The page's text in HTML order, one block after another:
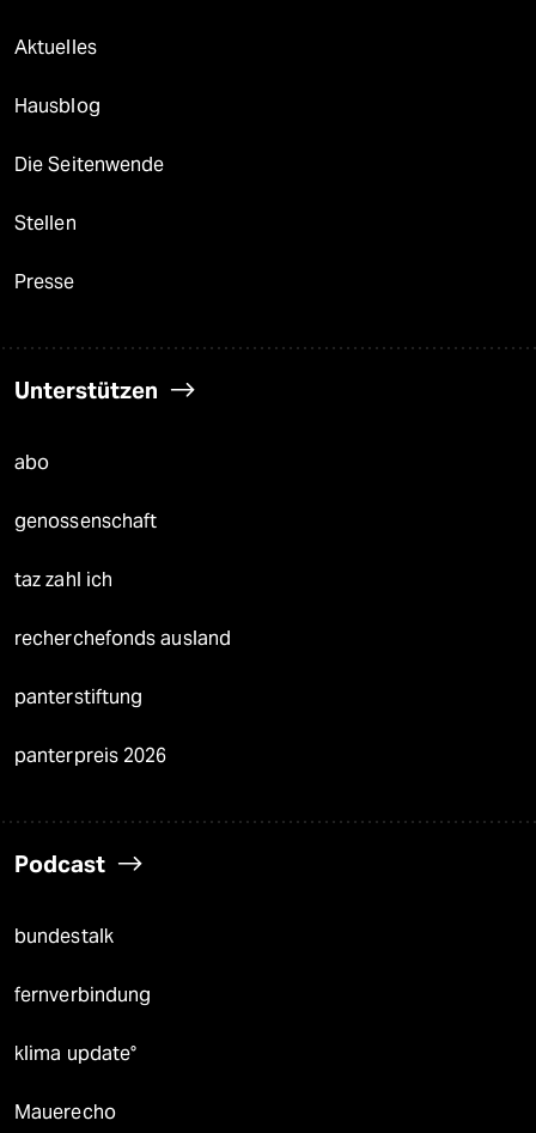
Aktuelles
Hausblog
Die Seitenwende
Stellen
Presse
Unterstützen
abo
genossenschaft
taz zahl ich
recherchefonds ausland
panterstiftung
panterpreis 2026
Podcast
bundestalk
fernverbindung
klima update°
Mauerecho